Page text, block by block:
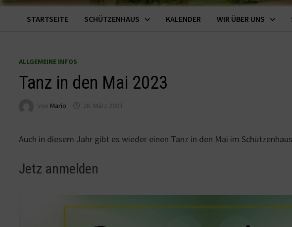
STARTSEITE SCHÜTZENHAUS KALENDER WIR ÜBER UNS
ALLGEMEINE INFOS
Tanz in den Mai 2023
von Mario 28. März 2023
Auch in diesem Jahr gibt es wieder einen Tanz in den Mai im
Jetz anmelden